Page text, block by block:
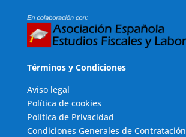
Términos y Condiciones
Aviso legal
Política de cookies
Política de Privacidad
Condiciones Generales de Contratación